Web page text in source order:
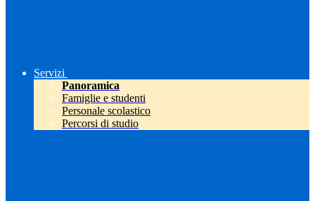
Servizi
Panoramica
Famiglie e studenti
Personale scolastico
Percorsi di studio